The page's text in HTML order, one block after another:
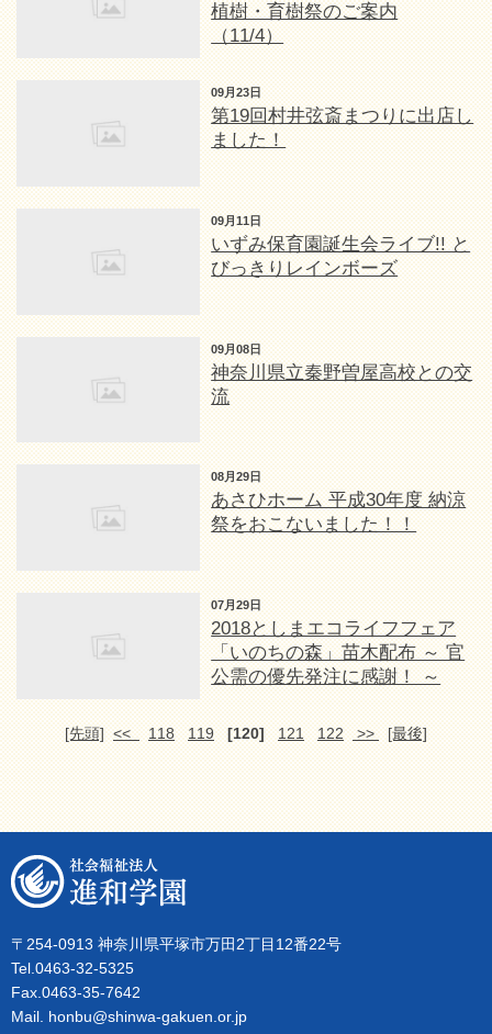
植樹・育樹祭のご案内
（11/4）
09月23日
第19回村井弦斎まつりに出店し
ました！
09月11日
いずみ保育園誕生会ライブ!! と
びっきりレインボーズ
09月08日
神奈川県立秦野曽屋高校との交
流
08月29日
あさひホーム 平成30年度 納涼
祭をおこないました！！
07月29日
2018としまエコライフフェア
「いのちの森」苗木配布 ～ 官
公需の優先発注に感謝！ ～
[先頭] << 118 119 [120] 121 122 >> [最後]
〒254-0913 神奈川県平塚市万田2丁目12番22号
Tel.0463-32-5325
Fax.0463-35-7642
Mail. honbu@shinwa-gakuen.or.jp